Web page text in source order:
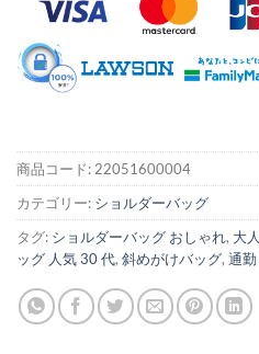
商品コード: 22051600004
カテゴリー: ショルダーバッグ
タグ: ショルダーバッグ おしゃれ, 大
ッグ 人気 30 代, 斜めがけバッグ, 通